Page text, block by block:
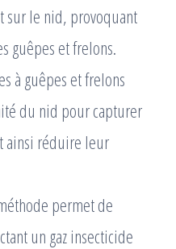
le nid, provoquant
guêpes et frelons.
à guêpes et frelons
du nid pour capturer
ainsi réduire leur
permet de
un gaz insecticide